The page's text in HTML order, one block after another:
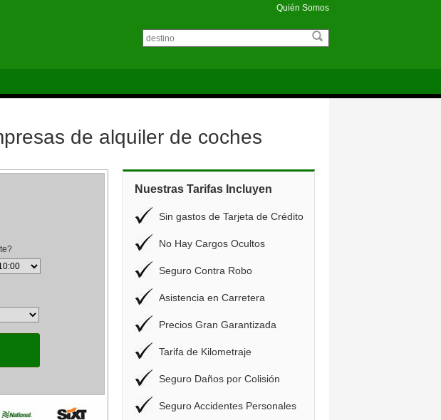
Quién Somos
de alquiler de coches
Nuestras Tarifas Incluyen
Sin gastos de Tarjeta de Crédito
No Hay Cargos Ocultos
Seguro Contra Robo
Asistencia en Carretera
Precios Gran Garantizada
Tarifa de Kilometraje
Seguro Daños por Colisión
Seguro Accidentes Personales